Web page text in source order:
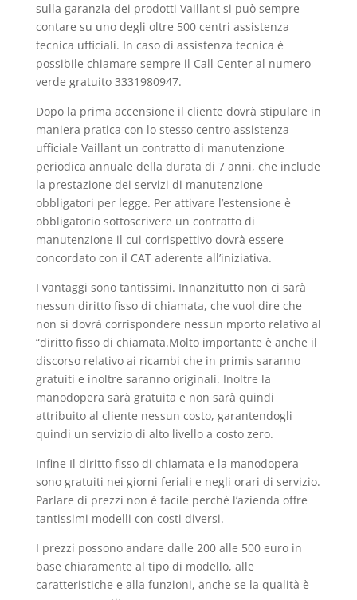
sulla garanzia dei prodotti Vaillant si può sempre
contare su uno degli oltre 500 centri assistenza
tecnica ufficiali. In caso di assistenza tecnica è
possibile chiamare sempre il Call Center al numero
verde gratuito 3331980947.
Dopo la prima accensione il cliente dovrà stipulare in
maniera pratica con lo stesso centro assistenza
ufficiale Vaillant un contratto di manutenzione
periodica annuale della durata di 7 anni, che include
la prestazione dei servizi di manutenzione
obbligatori per legge. Per attivare l’estensione è
obbligatorio sottoscrivere un contratto di
manutenzione il cui corrispettivo dovrà essere
concordato con il CAT aderente all’iniziativa.
I vantaggi sono tantissimi. Innanzitutto non ci sarà
nessun diritto fisso di chiamata, che vuol dire che
non si dovrà corrispondere nessun mporto relativo al
“diritto fisso di chiamata.Molto importante è anche il
discorso relativo ai ricambi che in primis saranno
gratuiti e inoltre saranno originali. Inoltre la
manodopera sarà gratuita e non sarà quindi
attribuito al cliente nessun costo, garantendogli
quindi un servizio di alto livello a costo zero.
Infine Il diritto fisso di chiamata e la manodopera
sono gratuiti nei giorni feriali e negli orari di servizio.
Parlare di prezzi non è facile perché l’azienda offre
tantissimi modelli con costi diversi.
I prezzi possono andare dalle 200 alle 500 euro in
base chiaramente al tipo di modello, alle
caratteristiche e alla funzioni, anche se la qualità è